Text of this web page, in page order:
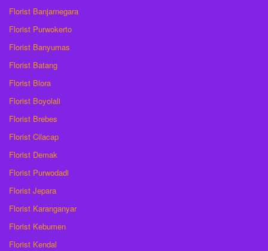
Florist Banjarnegara
Florist Purwokerto
Florist Banyumas
Florist Batang
Florist Blora
Florist Boyolali
Florist Brebes
Florist Cilacap
Florist Demak
Florist Purwodadi
Florist Jepara
Florist Karanganyar
Florist Kebumen
Florist Kendal